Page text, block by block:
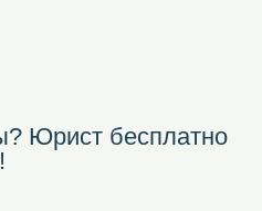
Юрист бесплатно